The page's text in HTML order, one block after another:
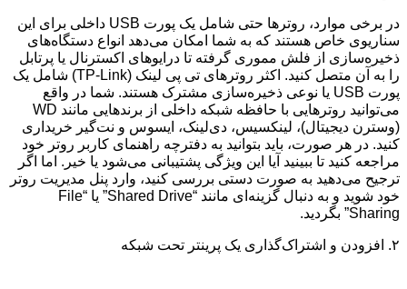
در برخی موارد، روترها حتی شامل یک پورت USB داخلی برای این
سناریوی خاص هستند که به شما امکان می‌دهد انواع دستگاه‌های
ذخیره‌سازی از فلش مموری گرفته تا درایوهای اکسترنال یا پرتابل
را به آن متصل کنید. اکثر روترهای تی پی لینک (TP-Link) شامل یک
پورت USB یا نوعی ذخیره‌سازی مشترک هستند. شما در واقع
می‌توانید روترهایی با حافظه شبکه داخلی از برندهایی مانند WD
(وسترن دیجیتال)، لینکسیس، دی‌لینک، ایسوس و نت‌گیر خریداری
کنید. در هر صورت، باید بتوانید به دفترچه راهنمای کاربر روتر خود
مراجعه کنید تا ببینید آیا این ویژگی پشتیبانی می‌شود یا خیر. اما اگر
ترجیح می‌دهید به صورت دستی بررسی کنید، وارد پنل مدیریت روتر
خود شوید و به دنبال گزینه‌ای مانند “Shared Drive” یا “File
Sharing” بگردید.
۲. افزودن و اشتراک‌گذاری یک پرینتر تحت شبکه